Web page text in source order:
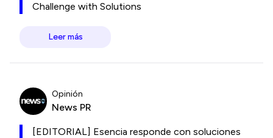
Challenge with Solutions
Leer más
Opinión
News PR
[EDITORIAL] Esencia responde con soluciones